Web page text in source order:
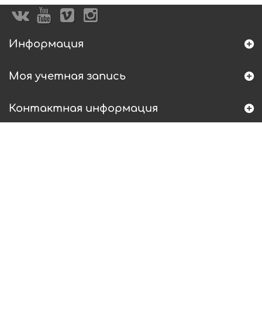
Информация
Моя учетная запись
Контактная информация